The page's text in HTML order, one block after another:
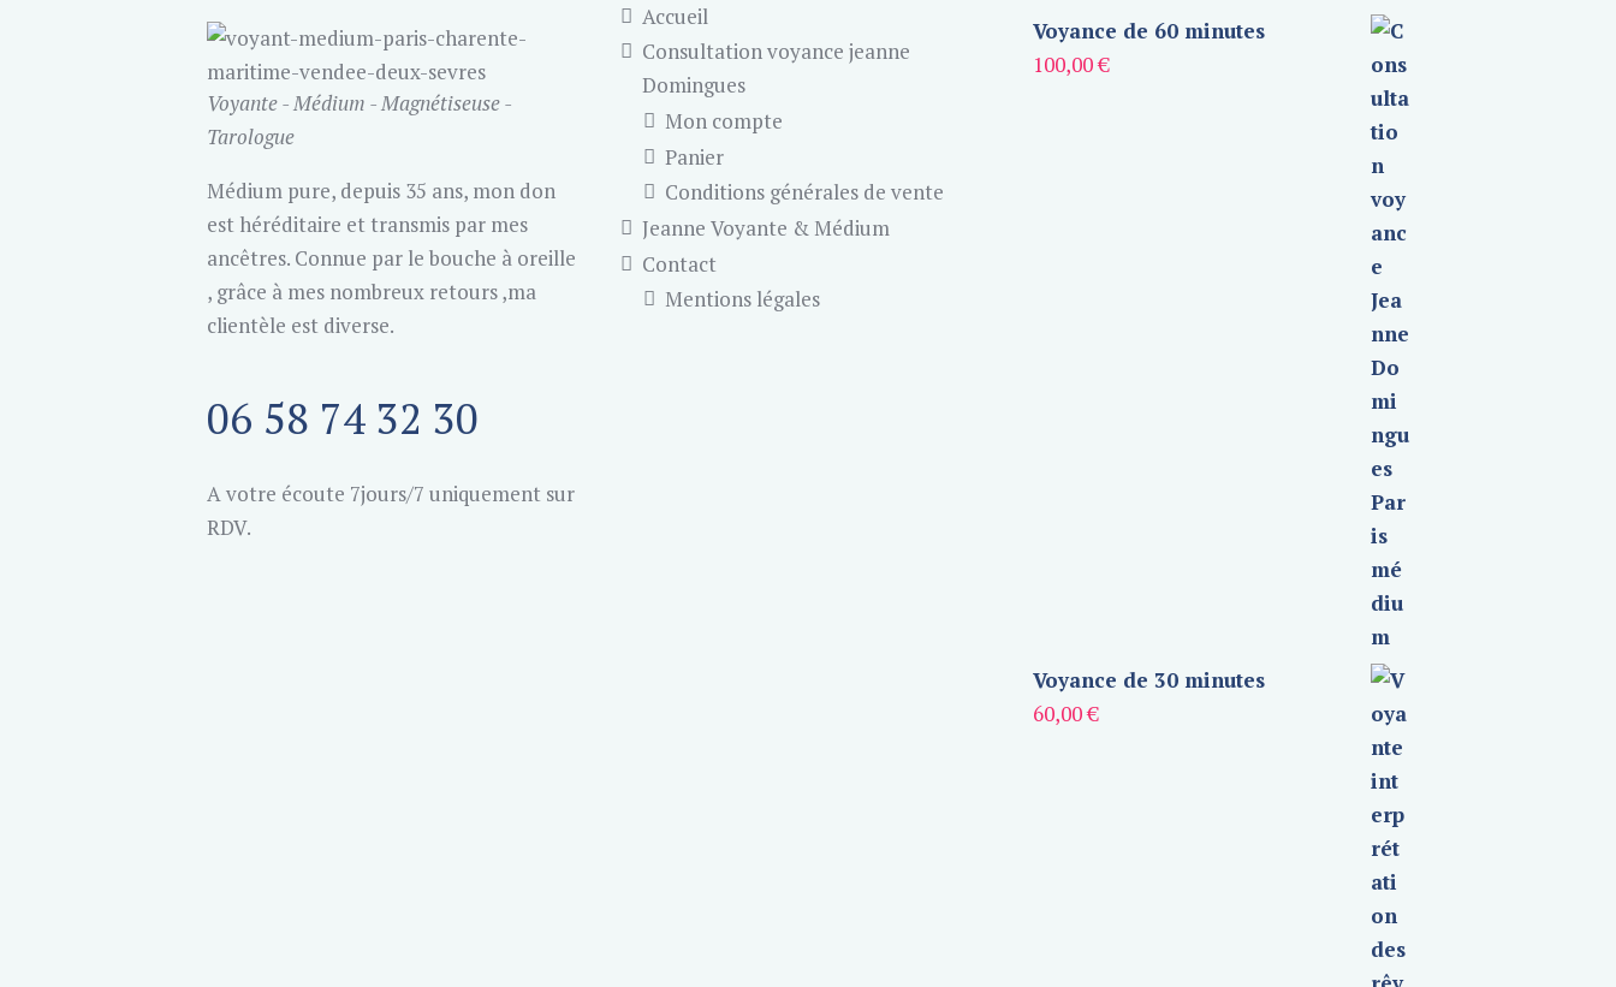
Voyante - Médium - Magnétiseuse -
Tarologue
Médium pure, depuis 35 ans, mon don
est héréditaire et transmis par mes
ancêtres. Connue par le bouche à oreille
, grâce à mes nombreux retours ,ma
clientèle est diverse.
06 58 74 32 30
A votre écoute 7jours/7 uniquement sur
RDV.
Accueil
Consultation voyance jeanne
Domingues
Mon compte
Panier
Conditions générales de vente
Jeanne Voyante & Médium
Contact
Mentions légales
Voyance de 60 minutes
100,00€
Voyance de 30 minutes
60,00€